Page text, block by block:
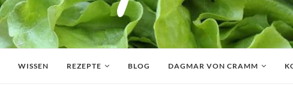
WISSEN REZEPTE BLOG DAGMAR VON CRAMM